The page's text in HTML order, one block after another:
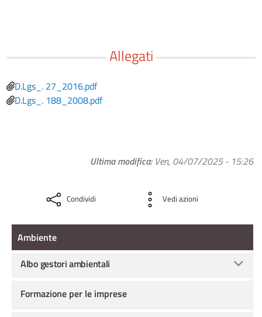
Allegati
File
D.Lgs_. 27_2016.pdf
File
D.Lgs_. 188_2008.pdf
Ultima modifica Ven, 04/07/2025 - 15:26
Condividi Vedi azioni
Ambiente
Ambiente
Albo gestori ambientali
Formazione per le imprese